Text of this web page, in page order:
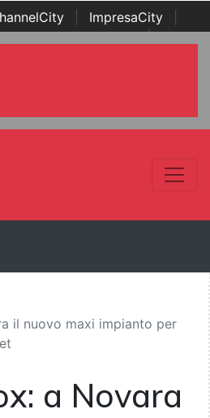
ImpresaCity
Channel Awards | Italian
il nuovo maxi impianto per
a Novara